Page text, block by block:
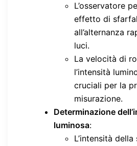
L’osservatore
effetto di
all’alternanza
luci.
La velocità di
l’intensità
cruciali per la
misurazione.
Determinazione
luminosa:
L’intensità